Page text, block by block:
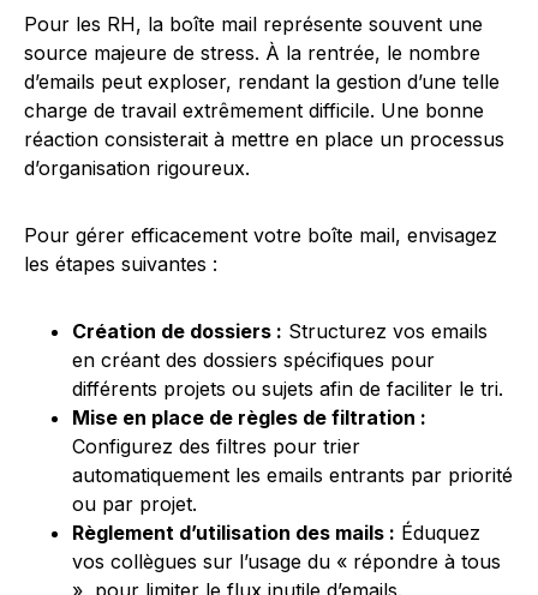
Pour les RH, la boîte mail représente souvent une
source majeure de stress. À la rentrée, le nombre
d’emails peut exploser, rendant la gestion d’une telle
charge de travail extrêmement difficile. Une bonne
réaction consisterait à mettre en place un processus
d’organisation rigoureux.
Pour gérer efficacement votre boîte mail, envisagez
les étapes suivantes :
Création de dossiers : Structurez vos emails
en créant des dossiers spécifiques pour
différents projets ou sujets afin de faciliter le tri.
Mise en place de règles de filtration :
Configurez des filtres pour trier
automatiquement les emails entrants par priorité
ou par projet.
Règlement d’utilisation des mails : Éduquez
vos collègues sur l’usage du « répondre à tous
», pour limiter le flux inutile d’emails.